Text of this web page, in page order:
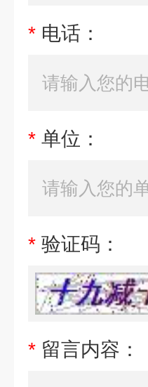
* 电话：
* 单位：
* 验证码：
* 留言内容：